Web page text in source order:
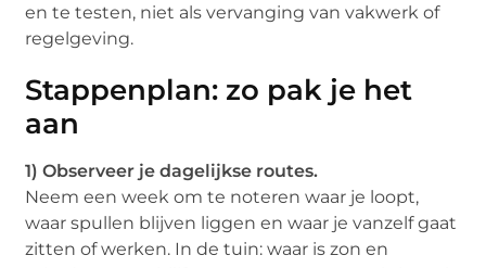
en te testen, niet als vervanging van vakwerk of
regelgeving.
Stappenplan: zo pak je het
aan
1) Observeer je dagelijkse routes.
Neem een week om te noteren waar je loopt,
waar spullen blijven liggen en waar je vanzelf gaat
zitten of werken. In de tuin: waar is zon en